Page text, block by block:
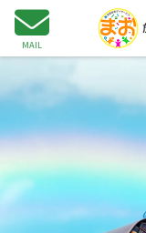
案内 主な活動内容
MAIL